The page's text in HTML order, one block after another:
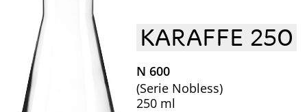
KARAFFE 250
N 600
(Serie Nobless)
250 ml